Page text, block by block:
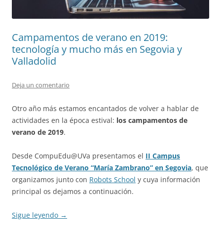
Campamentos de verano en 2019:
tecnología y mucho más en Segovia y
Valladolid
Deja un comentario
Otro año más estamos encantados de volver a hablar de
actividades en la época estival: los campamentos de
verano de 2019.
Desde CompuEdu@UVa presentamos el II Campus
Tecnológico de Verano “María Zambrano” en Segovia, que
organizamos junto con Robots School y cuya información
principal os dejamos a continuación.
Sigue leyendo →